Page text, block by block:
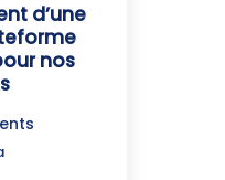
d’une
nos